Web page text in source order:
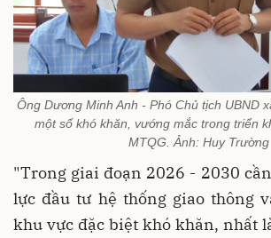
Ông Dương Minh Anh - Phó Chủ tịch UBND
một số khó khăn, vướng mắc trong triển
MTQG. Ảnh: Huy Trường
"Trong giai đoạn 2026 - 2030
lực đầu tư hệ thống giao thông
khu vực đặc biệt khó khăn, nhất